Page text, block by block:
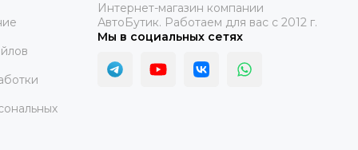
Интернет-магазин компании
АвтоБутик. Работаем для вас с 2012 г.
Мы в социальных сетях